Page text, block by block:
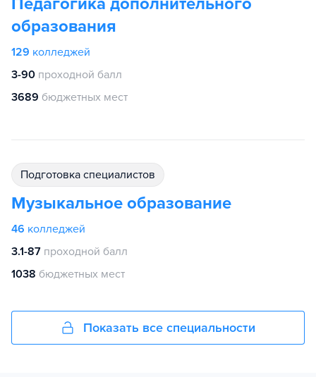
образования
129 колледжей
3-90 проходной балл
3689 бюджетных мест
подготовка специалистов
Музыкальное образование
46 колледжей
3.1-87 проходной балл
1038 бюджетных мест
Показать все специальности